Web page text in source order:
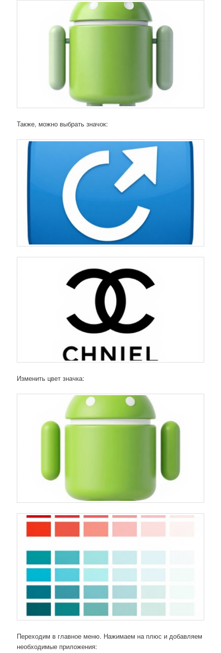
Также, можно выбрать значок:
Изменить цвет значка:
Переходим в главное меню. Нажимаем на плюс и добавляем
необходимые приложения: